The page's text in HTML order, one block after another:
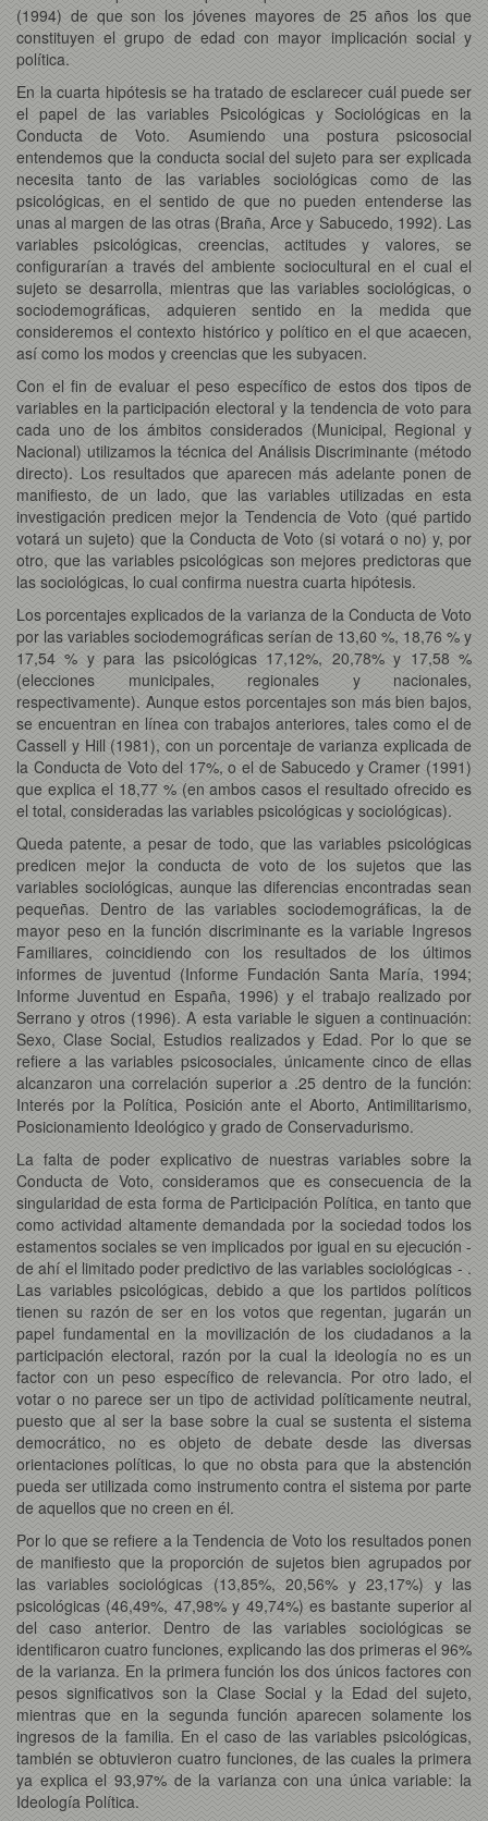
(1994) de que son los jóvenes mayores de 25 años los que
constituyen el grupo de edad con mayor implicación social y
política.
En la cuarta hipótesis se ha tratado de esclarecer cuál puede ser
el papel de las variables Psicológicas y Sociológicas en la
Conducta de Voto. Asumiendo una postura psicosocial
entendemos que la conducta social del sujeto para ser explicada
necesita tanto de las variables sociológicas como de las
psicológicas, en el sentido de que no pueden entenderse las
unas al margen de las otras (Braña, Arce y Sabucedo, 1992). Las
variables psicológicas, creencias, actitudes y valores, se
configurarían a través del ambiente sociocultural en el cual el
sujeto se desarrolla, mientras que las variables sociológicas, o
sociodemográficas, adquieren sentido en la medida que
consideremos el contexto histórico y político en el que acaecen,
así como los modos y creencias que les subyacen.
Con el fin de evaluar el peso específico de estos dos tipos de
variables en la participación electoral y la tendencia de voto para
cada uno de los ámbitos considerados (Municipal, Regional y
Nacional) utilizamos la técnica del Análisis Discriminante (método
directo). Los resultados que aparecen más adelante ponen de
manifiesto, de un lado, que las variables utilizadas en esta
investigación predicen mejor la Tendencia de Voto (qué partido
votará un sujeto) que la Conducta de Voto (si votará o no) y, por
otro, que las variables psicológicas son mejores predictoras que
las sociológicas, lo cual confirma nuestra cuarta hipótesis.
Los porcentajes explicados de la varianza de la Conducta de Voto
por las variables sociodemográficas serían de 13,60 %, 18,76 % y
17,54 % y para las psicológicas 17,12%, 20,78% y 17,58 %
(elecciones municipales, regionales y nacionales,
respectivamente). Aunque estos porcentajes son más bien bajos,
se encuentran en línea con trabajos anteriores, tales como el de
Cassell y Hill (1981), con un porcentaje de varianza explicada de
la Conducta de Voto del 17%, o el de Sabucedo y Cramer (1991)
que explica el 18,77 % (en ambos casos el resultado ofrecido es
el total, consideradas las variables psicológicas y sociológicas).
Queda patente, a pesar de todo, que las variables psicológicas
predicen mejor la conducta de voto de los sujetos que las
variables sociológicas, aunque las diferencias encontradas sean
pequeñas. Dentro de las variables sociodemográficas, la de
mayor peso en la función discriminante es la variable Ingresos
Familiares, coincidiendo con los resultados de los últimos
informes de juventud (Informe Fundación Santa María, 1994;
Informe Juventud en España, 1996) y el trabajo realizado por
Serrano y otros (1996). A esta variable le siguen a continuación:
Sexo, Clase Social, Estudios realizados y Edad. Por lo que se
refiere a las variables psicosociales, únicamente cinco de ellas
alcanzaron una correlación superior a .25 dentro de la función:
Interés por la Política, Posición ante el Aborto, Antimilitarismo,
Posicionamiento Ideológico y grado de Conservadurismo.
La falta de poder explicativo de nuestras variables sobre la
Conducta de Voto, consideramos que es consecuencia de la
singularidad de esta forma de Participación Política, en tanto que
como actividad altamente demandada por la sociedad todos los
estamentos sociales se ven implicados por igual en su ejecución -
de ahí el limitado poder predictivo de las variables sociológicas - .
Las variables psicológicas, debido a que los partidos políticos
tienen su razón de ser en los votos que regentan, jugarán un
papel fundamental en la movilización de los ciudadanos a la
participación electoral, razón por la cual la ideología no es un
factor con un peso específico de relevancia. Por otro lado, el
votar o no parece ser un tipo de actividad políticamente neutral,
puesto que al ser la base sobre la cual se sustenta el sistema
democrático, no es objeto de debate desde las diversas
orientaciones políticas, lo que no obsta para que la abstención
pueda ser utilizada como instrumento contra el sistema por parte
de aquellos que no creen en él.
Por lo que se refiere a la Tendencia de Voto los resultados ponen
de manifiesto que la proporción de sujetos bien agrupados por
las variables sociológicas (13,85%, 20,56% y 23,17%) y las
psicológicas (46,49%, 47,98% y 49,74%) es bastante superior al
del caso anterior. Dentro de las variables sociológicas se
identificaron cuatro funciones, explicando las dos primeras el 96%
de la varianza. En la primera función los dos únicos factores con
pesos significativos son la Clase Social y la Edad del sujeto,
mientras que en la segunda función aparecen solamente los
ingresos de la familia. En el caso de las variables psicológicas,
también se obtuvieron cuatro funciones, de las cuales la primera
ya explica el 93,97% de la varianza con una única variable: la
Ideología Política.